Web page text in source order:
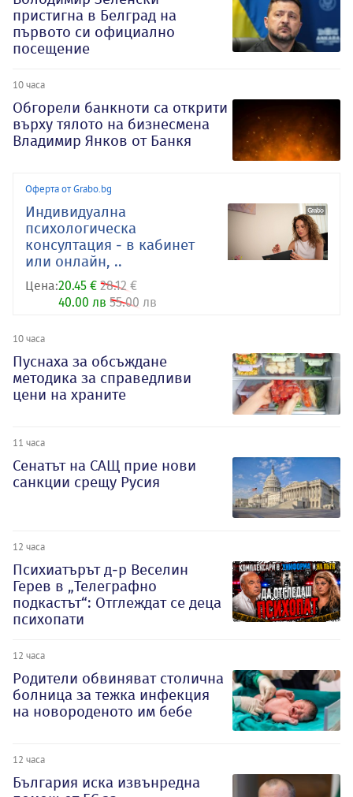
пристигна в Белград на
първото си официално
посещение
10 часа
Обгорели банкноти са открити
върху тялото на бизнесмена
Владимир Янков от Банкя
Оферта от Grabo.bg
Индивидуална
психологическа
консултация - в кабинет
или онлайн, ..
Цена:20.45 € 28.12 €
40.00 лв 55.00 лв
10 часа
Пуснаха за обсъждане
методика за справедливи
цени на храните
11 часа
Сенатът на САЩ прие нови
санкции срещу Русия
12 часа
Психиатърът д-р Веселин
Герев в „Телеграфно
подкастът“: Отглеждат се деца
психопати
12 часа
Родители обвиняват столична
болница за тежка инфекция
на новороденото им бебе
12 часа
България иска извънредна